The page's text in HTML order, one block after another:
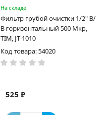
На складе
Фильтр грубой очистки 1/2" В/
В горизонтальный 500 Мкр,
TIM, JT-1010
Код товара: 54020
525 ₽